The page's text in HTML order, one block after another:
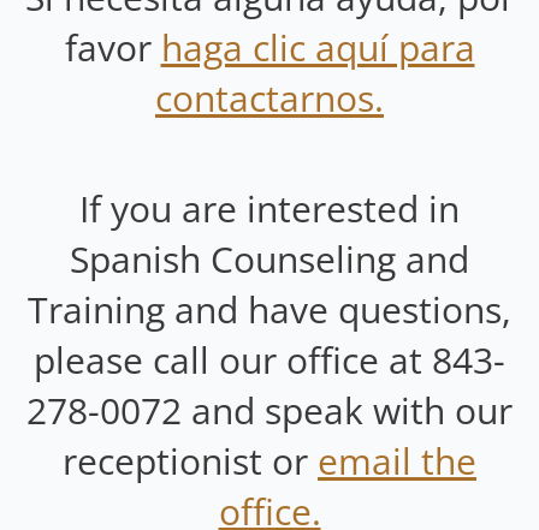
favor haga clic aquí para
contactarnos.
If you are interested in
Spanish Counseling and
Training and have questions,
please call our office at 843-
278-0072 and speak with our
receptionist or email the
office.